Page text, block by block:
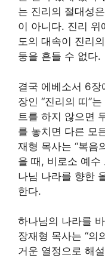
는 진리의 절대성
이 아니다. 진리 위
도의 대속이 진리
둥을 흔들 수 없다.
결국 에베소서 6
장인 “진리의 띠”
트를 하지 않으면
를 놓치면 다른 모
재형 목사는 “복음
을 때, 비로소 예수
나님 나라를 향한
한다.
하나님의 나라를
장재형 목사는 “의
거운 열정으로 해